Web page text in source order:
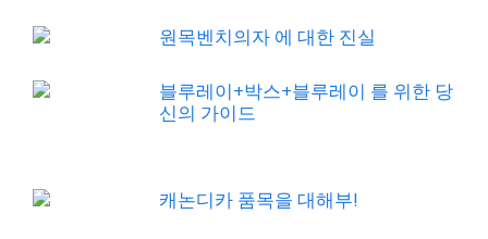
원목벤치의자 에 대한 진실
블루레이+박스+블루레이 를 위한 당
신의 가이드
캐논디카 품목을 대해부!